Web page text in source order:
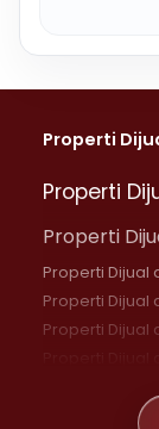
Properti
Properti
Properti
Properti Dijual
Properti Dijual
Properti Dijual
Properti Dijual